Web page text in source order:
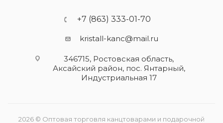
+7 (863) 333-01-70
kristall-kanc@mail.ru
346715, Ростовская область​,
Аксайский район, пос. Янтарный,
Индустриальная 17
2026 © Оптовая торговля канцтоварами и подарочной